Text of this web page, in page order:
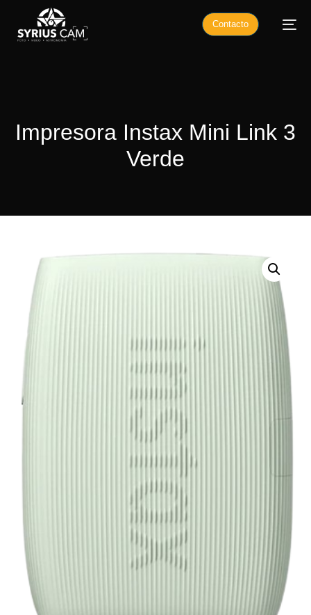
Contacto
Impresora Instax Mini Link 3
Verde